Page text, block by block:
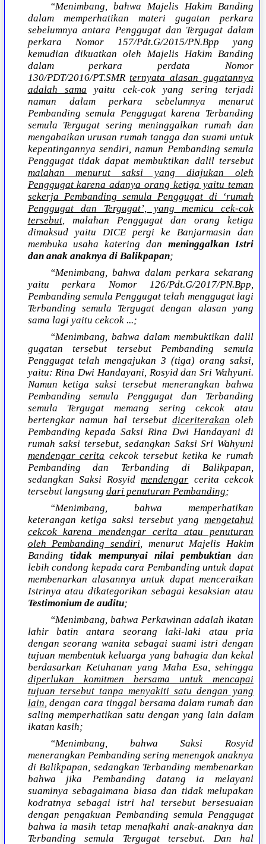
“Menimbang, bahwa Majelis Hakim Banding
dalam memperhatikan materi gugatan perkara
sebelumnya antara Penggugat dan Tergugat dalam
perkara Nomor 157/Pdt.G/2015/PN.Bpp yang
kemudian dikuatkan oleh Majelis Hakim Banding
dalam perkara perdata Nomor
130/PDT/2016/PT.SMRternyata alasan gugatannya
adalah sama yaitu cek-cok yang sering terjadi
namun dalam perkara sebelumnya menurut
Pembanding semula Penggugat karena Terbanding
semula Tergugat sering meninggalkan rumah dan
mengabaikan urusan rumah tangga dan suami untuk
kepentingannya sendiri, namun Pembanding semula
Penggugat tidak dapat membuktikan dalil tersebut
malahan menurut saksi yang diajukan oleh
Penggugat karena adanya orang ketiga yaitu teman
sekerja Pembanding semula Penggugat di ‘rumah
Penggugat dan Tergugat’, yang memicu cek-cok
tersebut, malahan Penggugat dan orang ketiga
dimaksud yaitu DICE pergi ke Banjarmasin dan
membuka usaha katering danmeninggalkan Istri
dan anak anaknya di Balikpapan;
“Menimbang, bahwa dalam perkara sekarang
yaitu perkara Nomor 126/Pdt.G/2017/PN.Bpp,
Pembanding semula Penggugat telah menggugat lagi
Terbanding semula Tergugat dengan alasan yang
sama lagi yaitu cekcok ...;
“Menimbang, bahwa dalam membuktikan dalil
gugatan tersebut tersebut Pembanding semula
Penggugat telah mengajukan 3 (tiga) orang saksi,
yaitu: Rina Dwi Handayani, Rosyid dan Sri Wahyuni.
Namun ketiga saksi tersebut menerangkan bahwa
Pembanding semula Penggugat dan Terbanding
semula Tergugat memang sering cekcok atau
bertengkar namun hal tersebutdiceriterakan oleh
Pembanding kepada Saksi Rina Dwi Handayani di
rumah saksi tersebut, sedangkan Saksi Sri Wahyuni
mendengar cerita cekcok tersebut ketika ke rumah
Pembanding dan Terbanding di Balikpapan,
sedangkan Saksi Rosyidmendengar cerita cekcok
tersebut langsung dari penuturan Pembanding;
“Menimbang, bahwa memperhatikan
keterangan ketiga saksi tersebut yang mengetahui
cekcok karena mendengar cerita atau penuturan
oleh Pembanding sendiri, menurut Majelis Hakim
Banding tidak mempunyai nilai pembuktiandan
lebih condong kepada cara Pembanding untuk dapat
membenarkan alasannya untuk dapat menceraikan
Istrinya atau dikategorikan sebagai kesaksian atau
Testimonium de auditu;
“Menimbang, bahwa Perkawinan adalah ikatan
lahir batin antara seorang laki-laki atau pria
dengan seorang wanita sebagai suami istri dengan
tujuan membentuk keluarga yang bahagia dan kekal
berdasarkan Ketuhanan yang Maha Esa, sehingga
diperlukan komitmen bersama untuk mencapai
tujuan tersebut tanpa menyakiti satu dengan yang
lain, dengan cara tinggal bersama dalam rumah dan
saling memperhatikan satu dengan yang lain dalam
ikatan kasih;
“Menimbang, bahwa Saksi Rosyid
menerangkan Pembanding sering menengok anaknya
di Balikpapan, sedangkan Terbanding membenarkan
bahwa jika Pembanding datang ia melayani
suaminya sebagaimana biasa dan tidak melupakan
kodratnya sebagai istri hal tersebut bersesuaian
dengan pengakuan Pembanding semula Penggugat
bahwa ia masih tetap menafkahi anak-anaknya dan
Terbanding semula Tergugat tersebut. Dan hal